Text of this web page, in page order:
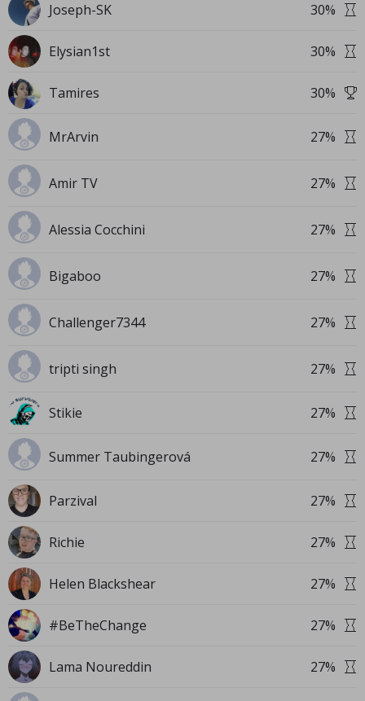
Joseph-SK 30%
Elysian1st 30%
Tamires 30%
MrArvin 27%
Amir TV 27%
Alessia Cocchini 27%
Bigaboo 27%
Challenger7344 27%
tripti singh 27%
Stikie 27%
Summer Taubingerová 27%
Parzival 27%
Richie 27%
Helen Blackshear 27%
#BeTheChange 27%
Lama Noureddin 27%